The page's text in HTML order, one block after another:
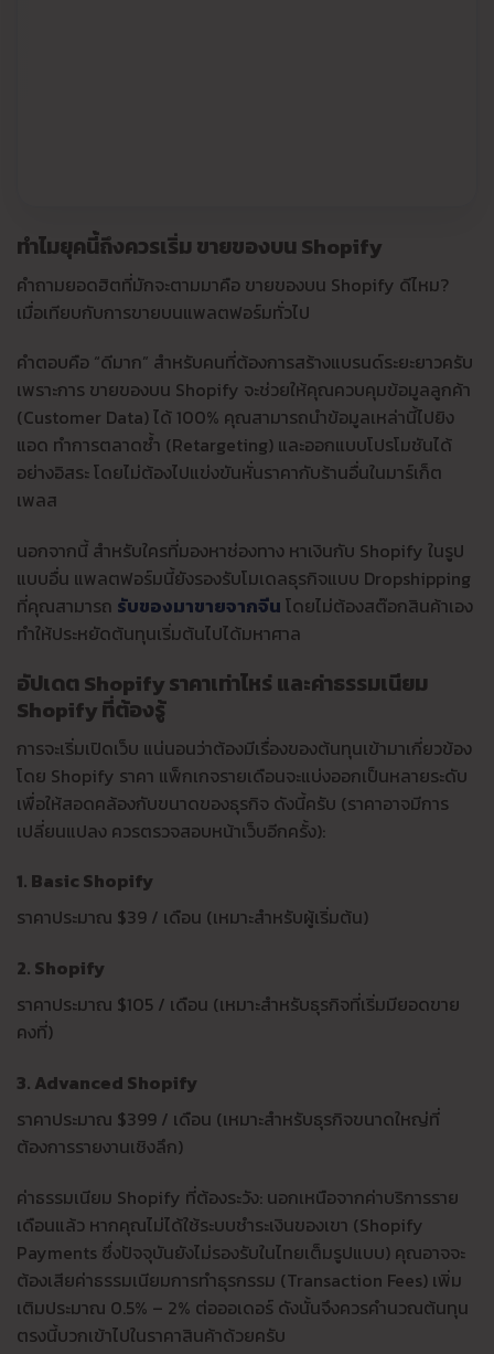
ทำไมยุคนี้ถึงควรเริ่ม ขายของบน Shopify
คำถามยอดฮิตที่มักจะตามมาคือ ขายของบน Shopify ดีไหม?
เมื่อเทียบกับการขายบนแพลตฟอร์มทั่วไป
คำตอบคือ “ดีมาก” สำหรับคนที่ต้องการสร้างแบรนด์ระยะยาวครับ
เพราะการ ขายของบน Shopify จะช่วยให้คุณควบคุมข้อมูลลูกค้า
(Customer Data) ได้ 100% คุณสามารถนำข้อมูลเหล่านี้ไปยิง
แอด ทำการตลาดซ้ำ (Retargeting) และออกแบบโปรโมชันได้
อย่างอิสระ โดยไม่ต้องไปแข่งขันหั่นราคากับร้านอื่นในมาร์เก็ต
เพลส
นอกจากนี้ สำหรับใครที่มองหาช่องทาง หาเงินกับ Shopify ในรูป
แบบอื่น แพลตฟอร์มนี้ยังรองรับโมเดลธุรกิจแบบ Dropshipping
ที่คุณสามารถ รับของมาขายจากจีน โดยไม่ต้องสต๊อกสินค้าเอง
ทำให้ประหยัดต้นทุนเริ่มต้นไปได้มหาศาล
อัปเดต Shopify ราคาเท่าไหร่ และค่าธรรมเนียม
Shopify ที่ต้องรู้
การจะเริ่มเปิดเว็บ แน่นอนว่าต้องมีเรื่องของต้นทุนเข้ามาเกี่ยวข้อง
โดย Shopify ราคา แพ็กเกจรายเดือนจะแบ่งออกเป็นหลายระดับ
เพื่อให้สอดคล้องกับขนาดของธุรกิจ ดังนี้ครับ (ราคาอาจมีการ
เปลี่ยนแปลง ควรตรวจสอบหน้าเว็บอีกครั้ง):
1. Basic Shopify
ราคาประมาณ $39 / เดือน (เหมาะสำหรับผู้เริ่มต้น)
2. Shopify
ราคาประมาณ $105 / เดือน (เหมาะสำหรับธุรกิจที่เริ่มมียอดขาย
คงที่)
3. Advanced Shopify
ราคาประมาณ $399 / เดือน (เหมาะสำหรับธุรกิจขนาดใหญ่ที่
ต้องการรายงานเชิงลึก)
ค่าธรรมเนียม Shopify ที่ต้องระวัง: นอกเหนือจากค่าบริการราย
เดือนแล้ว หากคุณไม่ได้ใช้ระบบชำระเงินของเขา (Shopify
Payments ซึ่งปัจจุบันยังไม่รองรับในไทยเต็มรูปแบบ) คุณอาจจะ
ต้องเสียค่าธรรมเนียมการทำธุรกรรม (Transaction Fees) เพิ่ม
เติมประมาณ 0.5% – 2% ต่อออเดอร์ ดังนั้นจึงควรคำนวณต้นทุน
ตรงนี้บวกเข้าไปในราคาสินค้าด้วยครับ